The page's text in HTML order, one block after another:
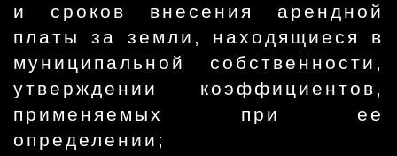
и сроков внесения арендной
платы за земли, находящиеся в
муниципальной собственности,
утверждении коэффициентов,
применяемых при ее
определении;